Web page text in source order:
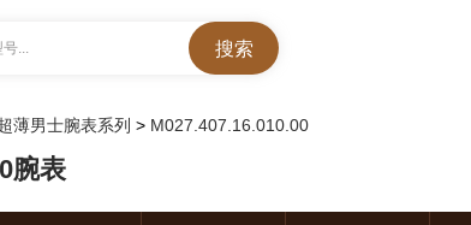
号...
薄男士腕表系列 > M027.407.16.010.00
腕表